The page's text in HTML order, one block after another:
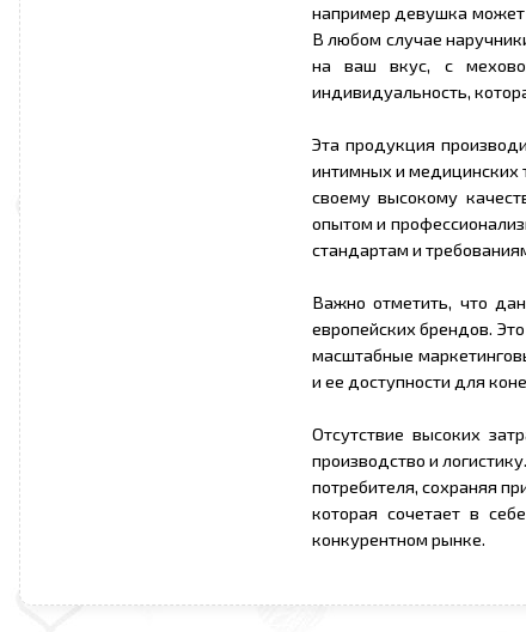
например девушка может
В любом случае
на ваш вкус, с
индивидуальность,
Эта продукция
интимных и медицинских
своему высокому
опытом и
стандартам и
Важно отметить, что
европейских брендов.
масштабные
и ее доступности для
Отсутствие высоких
производство и
потребителя, сохраняя
которая сочетает в
конкурентном рынке.